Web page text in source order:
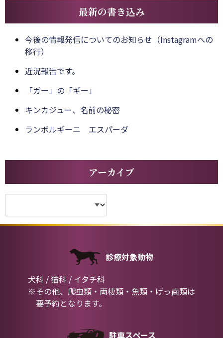
最新の書き込み
今後の情報発信についてのお知らせ（Instagramへの
移行）
近況報告です。
「ガー」の「ギー」
キンカジュー、名前の秘密
ランボルギーニ エスパーダ
アーカイブ
診療対象動物
犬科 / 猫科 / イタチ科
※その他、爬虫類・両棲類・魚類・げっ歯類は
要予約となります。
駐車スペース